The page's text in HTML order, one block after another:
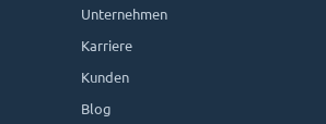
Unternehmen
Karriere
Kunden
Blog